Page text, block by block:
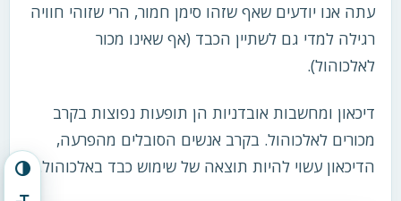
הפעל/כבה ניגודיות גבוהה
עתה אנו יודעים שאף שזהו סימן חמור, הרי שזוהי חוויה
רגילה למדי גם לשתיין הכבד (אף שאינו מכור
לאלכוהול).
דיכאון ומחשבות אובדניות הן תופעות נפוצות בקרב
מכורים לאלכוהול. בקרב אנשים הסובלים מהפרעה,
הדיכאון עשוי להיות תוצאה של שימוש כבד באלכוהול.